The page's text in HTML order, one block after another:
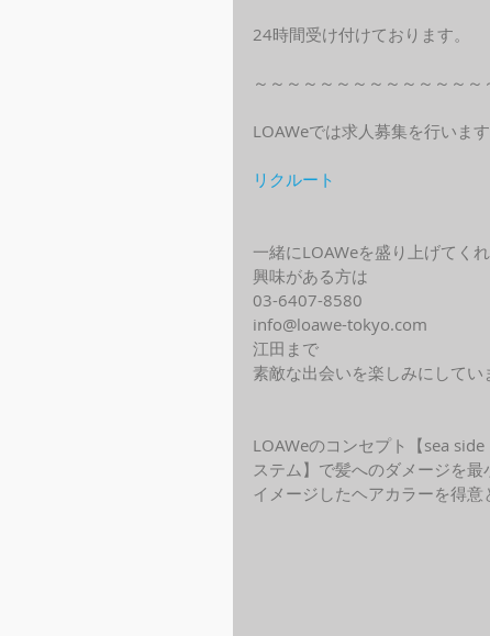
24時間受け付けております。
～～～～～～～～～～～～～～
LOAWeでは求人募集を行います
リクルート
一緒にLOAWeを盛り上げてく
興味がある方は
03-6407-8580
info@loawe-tokyo.com
江田まで
素敵な出会いを楽しみにしてい
LOAWeのコンセプト【sea
ステム】で髪へのダメージを
イメージしたヘアカラーを得意